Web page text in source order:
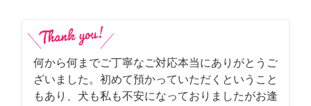
何から何までご丁寧なご対応本当にありがとうご
ざいました。初めて預かっていただくということ
もあり、犬も私も不安になっておりましたがお逢